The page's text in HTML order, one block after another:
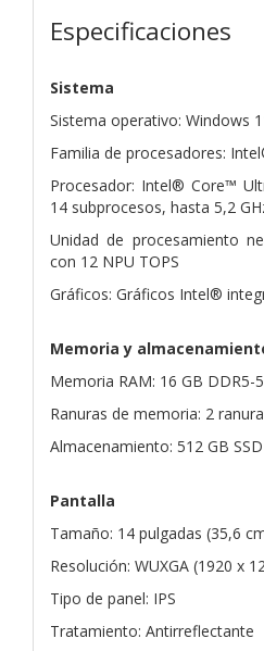
Especificaciones
Sistema
Sistema operativo: Windows
Familia de procesadores:
Procesador: Intel® Core™
14 subprocesos, hasta 5,2
Unidad de procesamiento
con 12 NPU TOPS
Gráficos: Gráficos Intel®
Memoria y
Memoria RAM: 16 GB DDR5-
Ranuras de memoria: 2
Almacenamiento: 512 GB
Pantalla
Tamaño: 14 pulgadas (35,6
Resolución: WUXGA (1920 x
Tipo de panel: IPS
Tratamiento: Antirreflectante